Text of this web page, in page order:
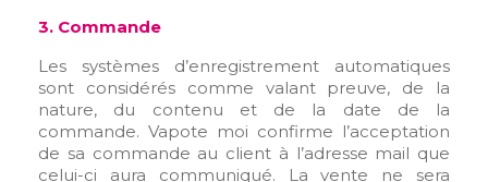
3. Commande
Les systèmes d’enregistrement automatiques
sont considérés comme valant preuve, de la
nature, du contenu et de la date de la
commande. Vapote moi confirme l’acceptation
de sa commande au client à l’adresse mail que
celui-ci aura communiqué. La vente ne sera